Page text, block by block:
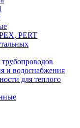
PERT
и водоснабжения
для теплого